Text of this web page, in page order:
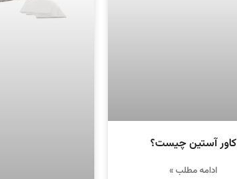
کاور آستین چیست؟
ادامه مطلب »